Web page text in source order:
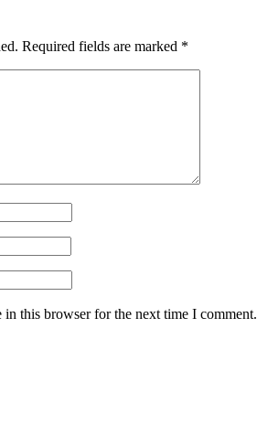
Required fields are marked *
in this browser for the next time I comment.